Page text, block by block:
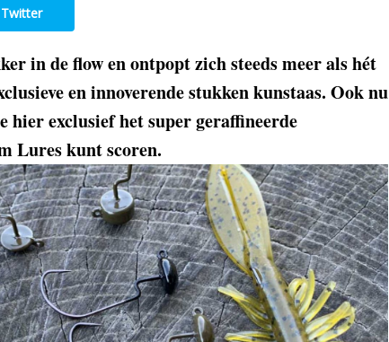
Twitter
in de flow en ontpopt zich steeds meer als hét
en innoverende stukken kunstaas. Ook nu
hier exclusief het super geraffineerde
Lures kunt scoren.